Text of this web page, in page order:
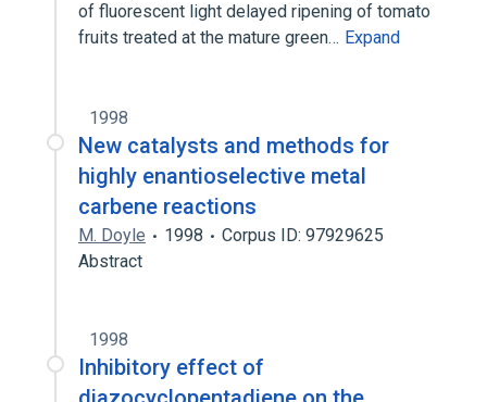
of fluorescent light delayed ripening of tomato
fruits treated at the mature green… Expand
1998
New catalysts and methods for
highly enantioselective metal
carbene reactions
M. Doyle 1998
Corpus ID: 97929625
Abstract
1998
Inhibitory effect of